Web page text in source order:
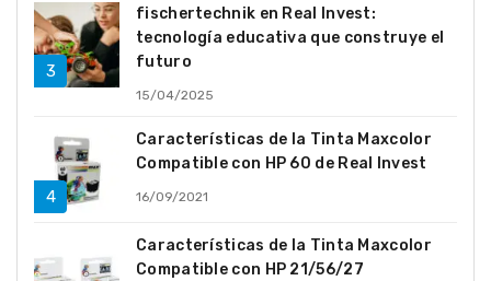
fischertechnik en Real Invest:
tecnología educativa que construye el
futuro
15/04/2025
Características de la Tinta Maxcolor
Compatible con HP 60 de Real Invest
16/09/2021
Características de la Tinta Maxcolor
Compatible con HP 21/56/27